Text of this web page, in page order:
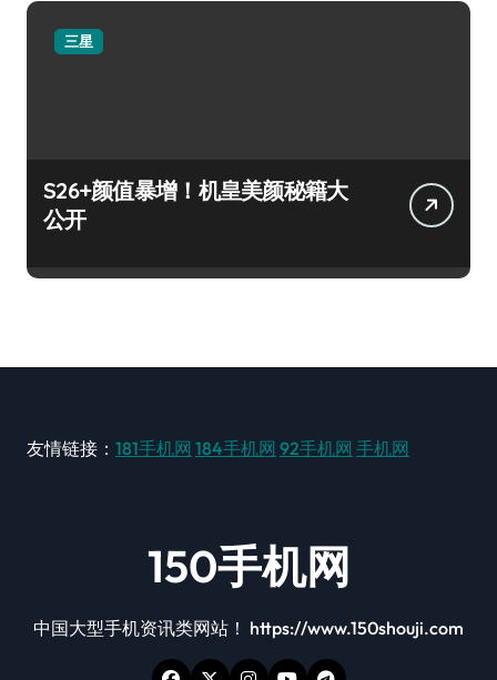
三星
S26+颜值暴增！机皇美颜秘籍大
公开
友情链接： 181手机网 184手机网 92手机网 手机网
150手机网
中国大型手机资讯类网站！ https://www.150shouji.com